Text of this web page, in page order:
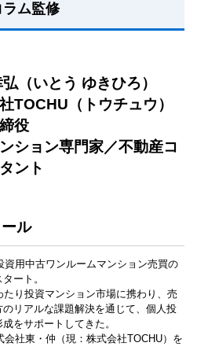
ラム監修
（いとう ゆきひろ）
TOCHU（トウチュウ）
役
ション専門家／不動産コ
ント
ル
資用中古ワンルームマンション売買の
ート。
たり投資マンション市場に携わり、売
のリアルな課題解決を通じて、個人投
をサポートしてきた。
会社東・仲（現：株式会社TOCHU）を